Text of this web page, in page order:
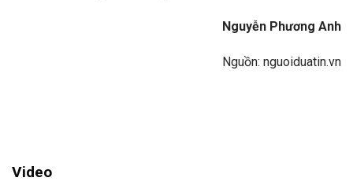
Nguyễn Phương Anh
Nguồn: nguoiduatin.vn
Video